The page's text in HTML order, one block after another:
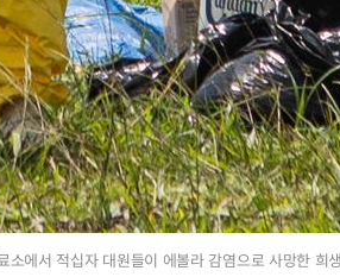
에서 적십자 대원들이 에볼라 감염으로 사망한 희